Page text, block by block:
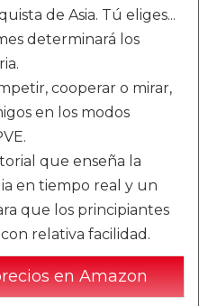
de Asia. Tú eliges...
determinará los
cooperar o mirar,
en los modos
que enseña la
en tiempo real y un
que los principiantes
relativa facilidad.
en Amazon